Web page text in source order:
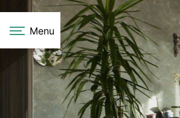
Menu
Panneau de gestion des cookies